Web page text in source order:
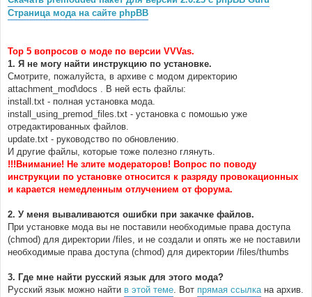
н
и
е
Страница мода на сайте phpBB
Top 5 вопросов о моде по версии VVVas.
1. Я не могу найти инструкцию по установке.
Смотрите, пожалуйста, в архиве с модом директорию
attachment_mod\docs . В ней есть файлы:
install.txt - полная установка мода.
install_using_premod_files.txt - установка с помошью уже
отредактированных файлов.
update.txt - руководство по обновлению.
И другие файлы, которые тоже полезно глянуть.
!!!Внимание! Не злите модераторов! Вопрос по поводу
инструкции по установке относится к разряду провокационных
и карается немедленным отлучением от форума.
2. У меня вываливаются ошибки при закачке файлов.
При установке мода вы не поставили необходимые права доступа
(chmod) для директории /files, и не создали и опять же не поставили
необходимые права доступа (chmod) для директории /files/thumbs
3. Где мне найти русский язык для этого мода?
Русский язык можно найти в этой теме. Вот прямая ссылкана архив.